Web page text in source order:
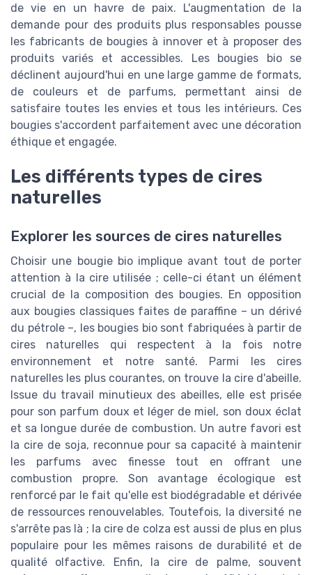
de vie en un havre de paix. L'augmentation de la
demande pour des produits plus responsables pousse
les fabricants de bougies à innover et à proposer des
produits variés et accessibles. Les bougies bio se
déclinent aujourd'hui en une large gamme de formats,
de couleurs et de parfums, permettant ainsi de
satisfaire toutes les envies et tous les intérieurs. Ces
bougies s'accordent parfaitement avec une décoration
éthique et engagée.
Les différents types de cires
naturelles
Explorer les sources de cires naturelles
Choisir une bougie bio implique avant tout de porter
attention à la cire utilisée ; celle-ci étant un élément
crucial de la composition des bougies. En opposition
aux bougies classiques faites de paraffine – un dérivé
du pétrole –, les bougies bio sont fabriquées à partir de
cires naturelles qui respectent à la fois notre
environnement et notre santé. Parmi les cires
naturelles les plus courantes, on trouve la cire d'abeille.
Issue du travail minutieux des abeilles, elle est prisée
pour son parfum doux et léger de miel, son doux éclat
et sa longue durée de combustion. Un autre favori est
la cire de soja, reconnue pour sa capacité à maintenir
les parfums avec finesse tout en offrant une
combustion propre. Son avantage écologique est
renforcé par le fait qu'elle est biodégradable et dérivée
de ressources renouvelables. Toutefois, la diversité ne
s'arrête pas là ; la cire de colza est aussi de plus en plus
populaire pour les mêmes raisons de durabilité et de
qualité olfactive. Enfin, la cire de palme, souvent